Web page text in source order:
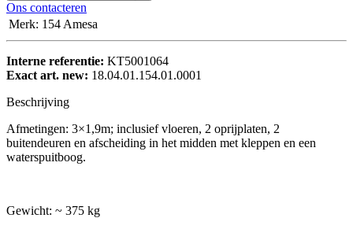
Ons contacteren
Merk: 154 Amesa
Interne referentie: KT5001064
Exact art. new: 18.04.01.154.01.0001
Beschrijving
Afmetingen: 3×1,9m; inclusief vloeren, 2 oprijplaten, 2
buitendeuren en afscheiding in het midden met kleppen en een
waterspuitboog.
Gewicht: ~ 375 kg